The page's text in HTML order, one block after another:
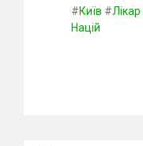
#Київ #Лікар
Націй